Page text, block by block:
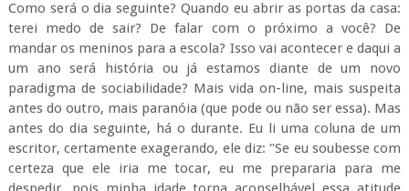
Como será o dia seguinte? Quando eu abrir as portas da casa:
terei medo de sair? De falar com o próximo a você? De
mandar os meninos para a escola? Isso vai acontecer e daqui a
um ano será história ou já estamos diante de um novo
paradigma de sociabilidade? Mais vida on-line, mais suspeita
antes do outro, mais paranóia (que pode ou não ser essa). Mas
antes do dia seguinte, há o durante. Eu li uma coluna de um
escritor, certamente exagerando, ele diz: "Se eu soubesse com
certeza que ele iria me tocar, eu me prepararia para me